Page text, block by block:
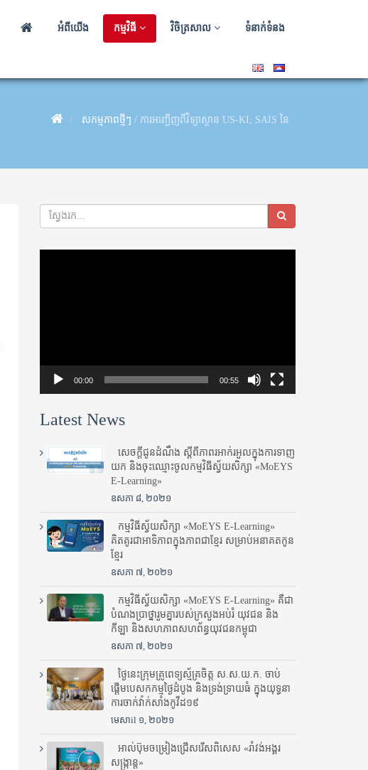
អំពីយើង កម្មវិធី វិចិត្រសាល ទំនាក់ទំនង
សកម្មភាពថ្មីៗ /ការអញ្ជើញពីវិទ្យាស្ថាន US-KI, SAIS នៃសាកលវិទ្យាល័យ
00:00 00:55
Latest News
សេចក្តីជូនដំណឹង ស្តី​ពីភាព​រអាក់រអួល​ក្នុងការ​ទាញ​
យក និង​ចុះ​ឈ្មោះ​ចូល​កម្មវិធី​ស្វ័យសិក្សា «MoEYS
E-Learning»
ឧសភា ៨, ២០២១
កម្មវិធីស្វ័យសិក្សា «MoEYS E-Learning»
គិតគូរជាអាទិភាពក្នុងភាពជាខ្មែរ សម្រាប់អនាគតកូន
ខ្មែរ
ឧសភា ៧, ២០២១
កម្មវិធីស្វ័យសិក្សា «MoEYS E-Learning» គឺជា
បំណងប្រាថ្នារួមគ្នារបស់ក្រសួងអប់រំ​ យុវជន និង
កីឡា និងសហភាពសហព័ន្ធយុវជនកម្ពុជា
ឧសភា ៧, ២០២១
ថ្ងៃនេះក្រុមគ្រូពេទ្យស្ម័គ្រចិត្ត ស.ស.យ.ក. ចាប់
ផ្តើមបេសកកម្មថ្ងៃដំបូង និងទ្រង់ទ្រាយធំ ក្នុងយុទ្ធនា
ការចាក់វ៉ាក់សាំងកូវីដ១៩
មេសាil ១, ២០២១
អាល់ប៊ុមចម្រៀងជ្រើសរើសពិសេស «រាំវង់អង្គរ
សង្ក្រាន្ត»